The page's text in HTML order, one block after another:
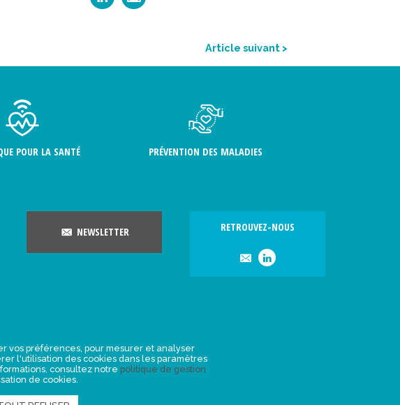
Article suivant >
POUR LA SANTÉ PRÉVENTION DES MALADIES
NEWSLETTER RETROUVEZ-NOUS
vos préférences, pour mesurer et analyser
l'utilisation des cookies dans les paramètres
consultez notre politique de gestion
de cookies.